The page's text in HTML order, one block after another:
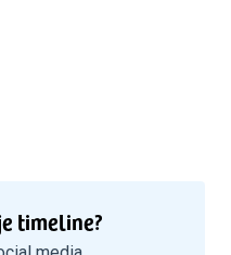
timeline?